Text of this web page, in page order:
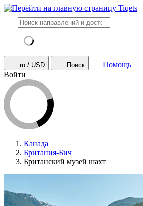
ru / USD Поиск
Помощь
Войти
Канада
Британия-Бич
Британский музей шахт